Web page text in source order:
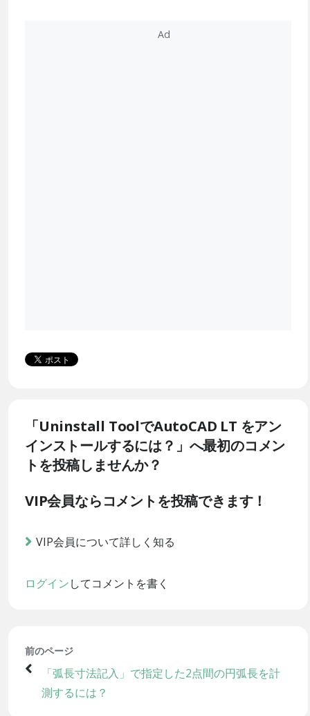
「Uninstall ToolでAutoCAD LT をアン
インストールするには？」へ最初のコメン
トを投稿しませんか？
VIP会員ならコメントを投稿できます！
VIP会員について詳しく知る
ログインしてコメントを書く
前のページ
「弧長寸法記入」で指定した2点間の円弧長を計
測するには？